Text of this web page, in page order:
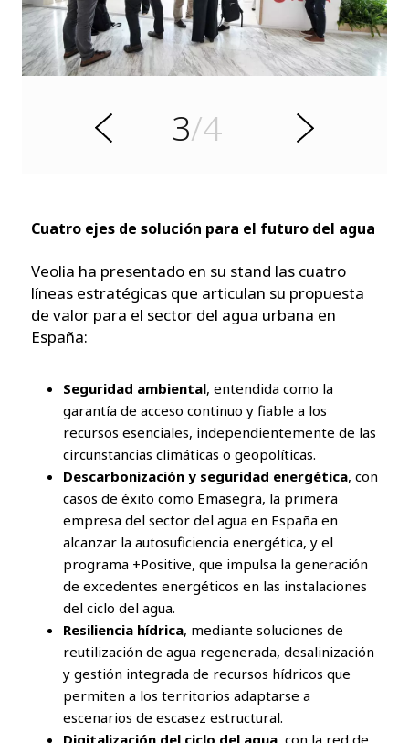
A
n
r
i
o
r
3/4
S
t
Cuatro ejes de solución para el futuro del agua
Veolia ha presentado en su stand las cuatro
líneas estratégicas que articulan su propuesta
de valor para el sector del agua urbana en
España:
Seguridad ambiental, entendida como la
garantía de acceso continuo y fiable a los
recursos esenciales, independientemente de las
circunstancias climáticas o geopolíticas.
Descarbonización y seguridad energética, con
casos de éxito como Emasegra, la primera
empresa del sector del agua en España en
alcanzar la autosuficiencia energética, y el
programa +Positive, que impulsa la generación
de excedentes energéticos en las instalaciones
del ciclo del agua.
Resiliencia hídrica, mediante soluciones de
reutilización de agua regenerada, desalinización
y gestión integrada de recursos hídricos que
permiten a los territorios adaptarse a
escenarios de escasez estructural.
Digitalización del ciclo del agua, con la red de